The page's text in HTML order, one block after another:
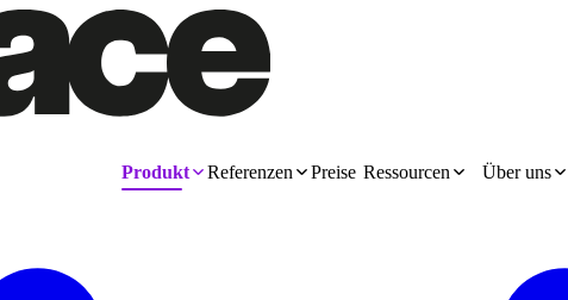
Produkt Referenzen Preise Ressourcen Über uns